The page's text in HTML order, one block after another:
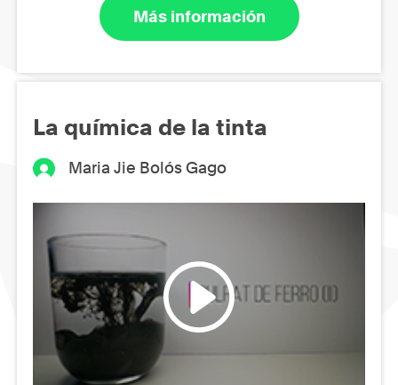
Más información
La química de la tinta
Maria Jie Bolós Gago